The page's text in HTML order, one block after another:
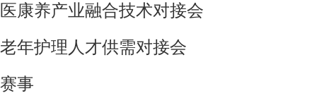
医康养产业融合技术对接会
老年护理人才供需对接会
赛事